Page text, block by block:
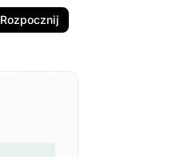
Rozpocznij